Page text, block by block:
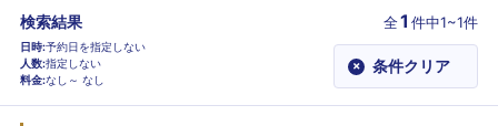
検索結果 全1 件中1~1件
日時 予約日を指定しない
人数 指定しない
料金 なし～ なし
× 条件クリア